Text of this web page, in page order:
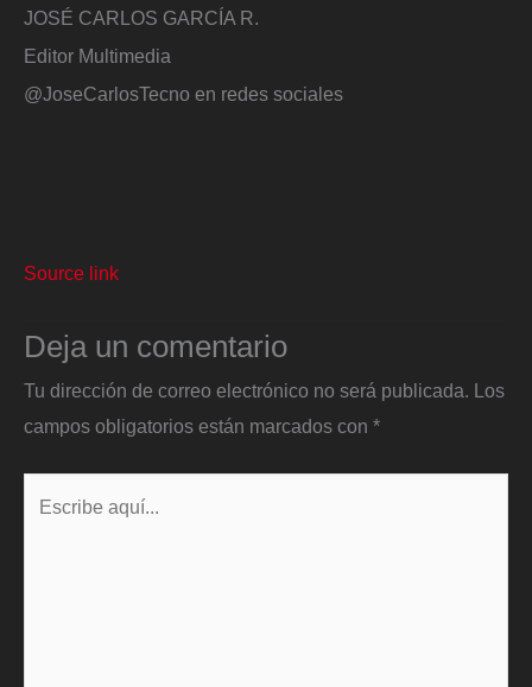
JOSÉ CARLOS GARCÍA R.
Editor Multimedia
@JoseCarlosTecno en redes sociales
Source link
Deja un comentario
Tu dirección de correo electrónico no será publicada. Los
campos obligatorios están marcados con *